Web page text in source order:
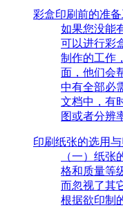
彩盒印刷前的准
如果您没能
可以进行彩
制作的工作
面，他们会
中有全部必
文档中，有
图或者分辨
印刷纸张的选用
（一）纸
格和质量等
而忽视了其
根据欲印制